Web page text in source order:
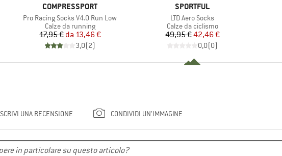
MARCHIO
COMPRESSPORT
Articolo
Pro Racing Socks V4.0 Run Low
Gruppo di prodotti
Calze da running
Prezzo
17,95 € Prezzo ridotto
da 13,46 €
3,0(2)
MARCHIO
SPORTFUL
Articolo
LTD Aero Socks
Gruppo di prodotti
Calze da ciclismo
Prezzo
49,95 €Prezzo ridotto
42,46 €
0,0(0)
SCRIVI UNA RECENSIONE CONDIVIDI UN'IMMAGINE